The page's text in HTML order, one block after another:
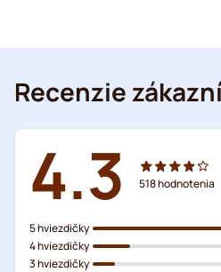
Recenzie
4.3 518hodnotenia
5 hviezdičky
4 hviezdičky
3 hviezdičky